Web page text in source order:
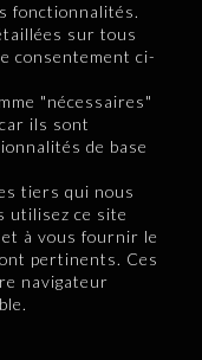
fonctionnalités.
sur tous
consentement ci-
"nécessaires"
ils sont
de base
tiers qui nous
utilisez ce site
à vous fournir le
pertinents. Ces
navigateur